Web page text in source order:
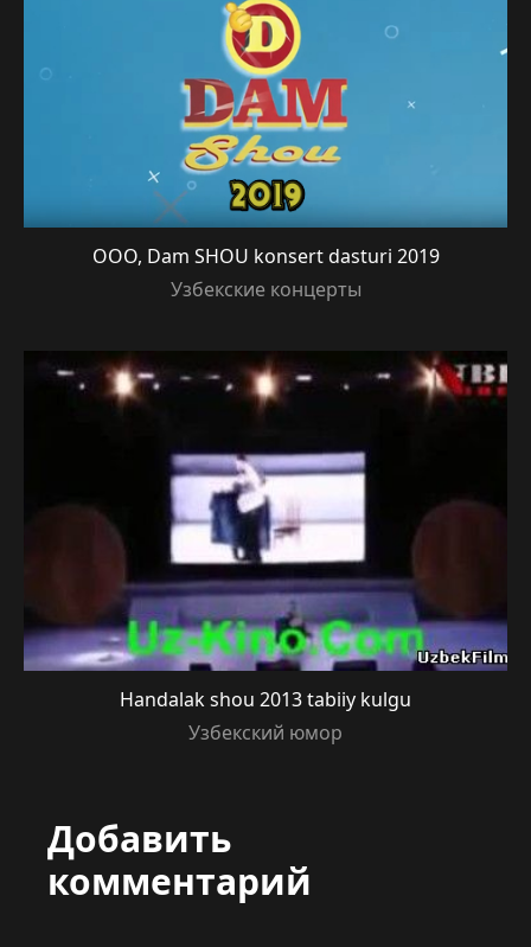
OOO, Dam SHOU konsert dasturi 2019
Узбекские концерты
Handalak shou 2013 tabiiy kulgu
Узбекский юмор
Добавить
комментарий